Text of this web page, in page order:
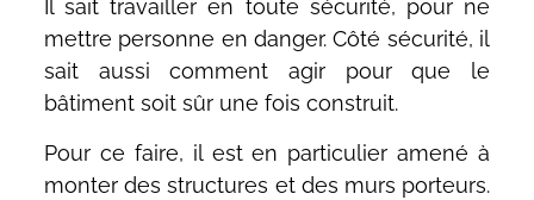
Il sait travailler en toute sécurité, pour ne
mettre personne en danger. Côté sécurité, il
sait aussi comment agir pour que le
bâtiment soit sûr une fois construit.
Pour ce faire, il est en particulier amené à
monter des structures et des murs porteurs.